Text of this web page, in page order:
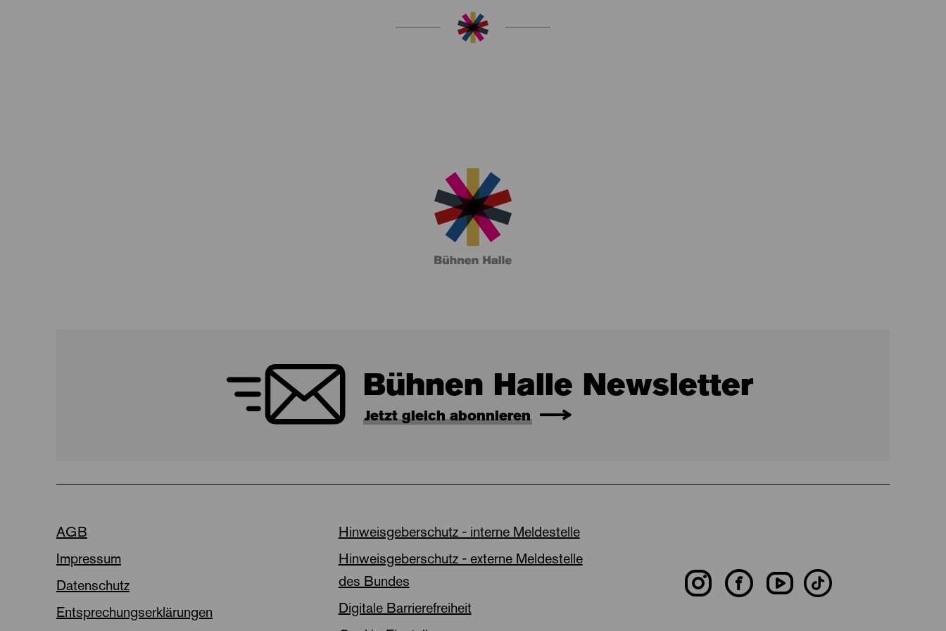
In der Spielzeit 2025/2026 ist als Göttin Minerva in Jacques Offenbachs »Orpheus in der
Bühnen Halle Newsletter
Jetzt gleich abonnieren
AGB
Impressum
Datenschutz
Entsprechungserklärungen
Hinweisgeberschutz - interne Meldestelle
Hinweisgeberschutz - externe Meldestelle
des Bundes
Digitale Barrierefreiheit